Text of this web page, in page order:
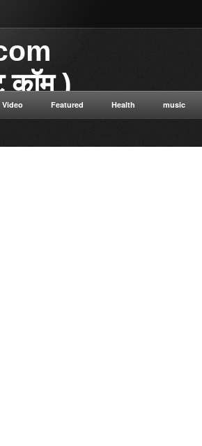
कॉम )
डॉट कॉम विज्ञान से संबंधित
सत्य सनातन संस्कृति नई नई
सेक्स संबंधित रोग एवं उपचार की
Video Featured Health music